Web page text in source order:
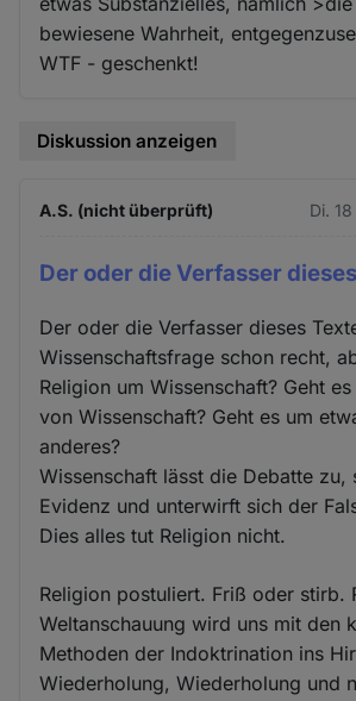
bewiesene Wahrheit,
WTF - geschenkt!
Diskussion anzeigen
A.S. (nicht überprüft) Di.
Der oder die Verfasser dieses
Der oder die Verfasser dieses
Wissenschaftsfrage schon recht,
Religion um Wissenschaft? Geht
von Wissenschaft? Geht es um
anderes?
Wissenschaft lässt die Debatte zu,
Evidenz und unterwirft sich der
Dies alles tut Religion nicht.
Religion postuliert. Friß oder stirb.
Weltanschauung wird uns mit den
Methoden der Indoktrination ins
Wiederholung, Wiederholung und